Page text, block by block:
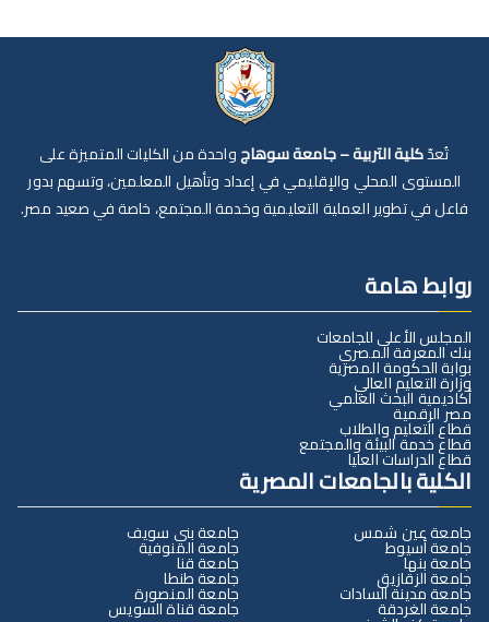
تُعدّكلية التربية – جامعة سوهاجواحدة من الكليات المتميزة على
المستوى المحلي والإقليمي في إعداد وتأهيل المعلمين، وتسهم بدور
فاعل في تطوير العملية التعليمية وخدمة المجتمع، خاصة في صعيد مصر.
روابط هامة
المجلس الأعلى للجامعات
بنك المعرفة المصري
بوابة الحكومة المصرية
وزارة التعليم العالي
أكاديمية البحث العلمي
مصر الرقمية
قطاع التعليم والطلاب
قطاع خدمة البيئة والمجتمع
قطاع الدراسات العليا
الكلية بالجامعات المصرية
جامعة عين شمس
جامعة أسيوط
جامعة بنها
جامعة الزقازيق
جامعة مدينة السادات
جامعة الغردقة
جامعة بني سويف
جامعة المنوفية
جامعة قنا
جامعة طنطا
جامعة المنصورة
جامعة قناة السويس